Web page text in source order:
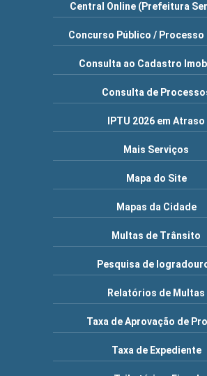
Central Online (Prefeitura
Concurso Público / Processo
Consulta ao Cadastro
Consulta de
IPTU 2026 em Atraso
Mais Serviços
Mapa do Site
Mapas da Cidade
Multas de Trânsito
Pesquisa de
Relatórios de Multas
Taxa de Aprovação de
Taxa de Expediente